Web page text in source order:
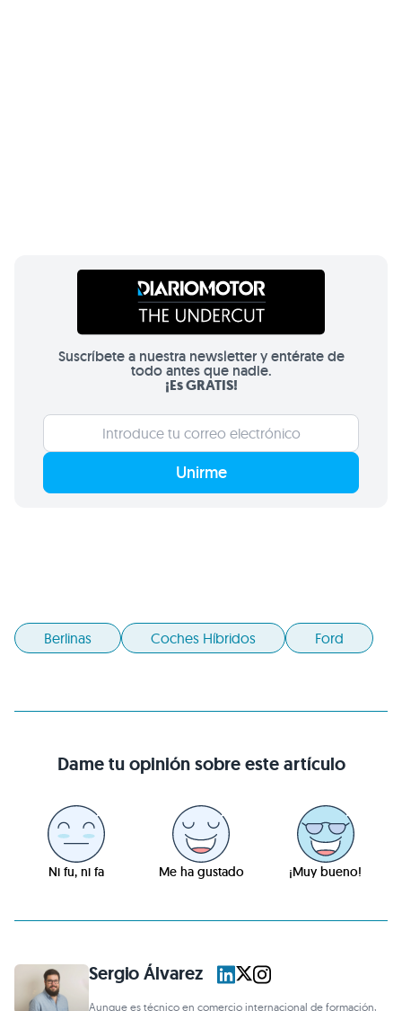
Suscríbete a nuestra newsletter y entérate de
todo antes que nadie.
¡Es GRATIS!
Unirme
Berlinas Coches Híbridos Ford
Dame tu opinión sobre este artículo
Ni fu, ni fa Me ha gustado ¡Muy bueno!
Sergio Álvarez
Aunque es técnico en comercio internacional de formación,